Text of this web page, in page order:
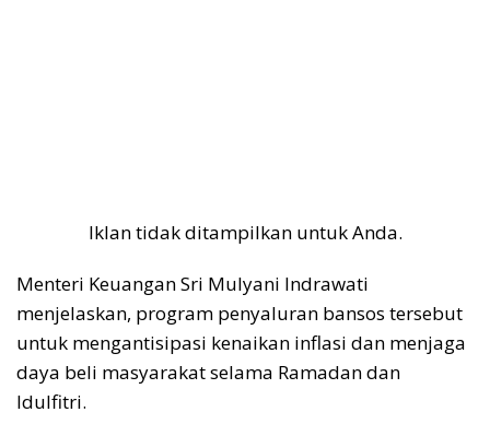
Iklan tidak ditampilkan untuk Anda.
Menteri Keuangan Sri Mulyani Indrawati
menjelaskan, program penyaluran bansos tersebut
untuk mengantisipasi kenaikan inflasi dan menjaga
daya beli masyarakat selama Ramadan dan
Idulfitri.